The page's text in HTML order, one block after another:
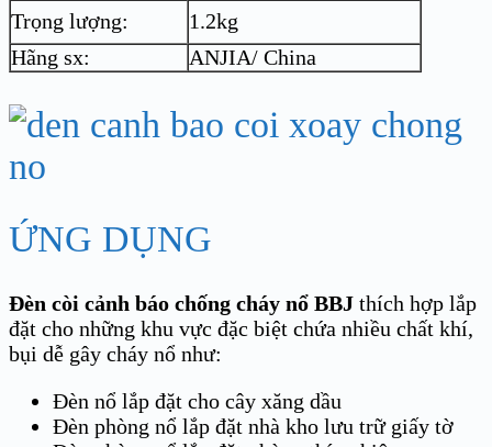
Trọng lượng:
1.2kg
Hãng sx:
ANJIA/ China
ỨNG DỤNG
Đèn còi cảnh báo chống cháy nổ BBJ thích hợp lắp
đặt cho những khu vực đặc biệt chứa nhiều chất khí,
bụi dễ gây cháy nổ như:
Đèn nổ lắp đặt cho cây xăng dầu
Đèn phòng nổ lắp đặt nhà kho lưu trữ giấy tờ